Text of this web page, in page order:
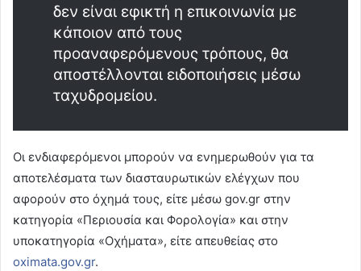
δεν είναι εφικτή η επικοινωνία με
κάποιον από τους
προαναφερόμενους τρόπους, θα
αποστέλλονται ειδοποιήσεις μέσω
ταχυδρομείου.
Οι ενδιαφερόμενοι μπορούν να ενημερωθούν για τα
αποτελέσματα των διασταυρωτικών ελέγχων που
αφορούν στο όχημά τους, είτε μέσω gov.gr στην
κατηγορία «Περιουσία και Φορολογία» και στην
υποκατηγορία «Οχήματα», είτε απευθείας στο
oximata.gov.gr.